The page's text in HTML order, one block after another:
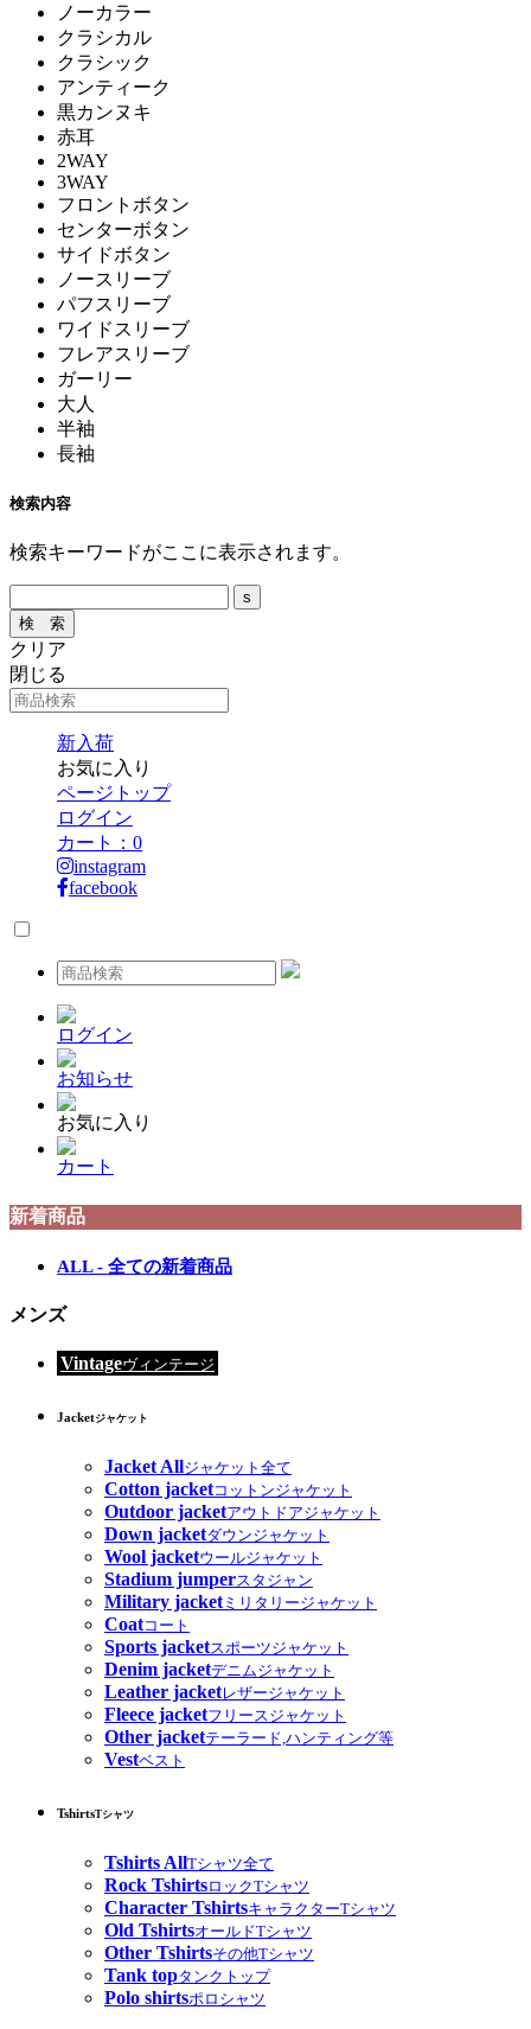
ノーカラー
クラシカル
クラシック
アンティーク
黒カンヌキ
赤耳
2WAY
3WAY
フロントボタン
センターボタン
サイドボタン
ノースリーブ
パフスリーブ
ワイドスリーブ
フレアスリーブ
ガーリー
大人
半袖
長袖
検索内容
検索キーワードがここに表示されます。
クリア
閉じる
新入荷
お気に入り
ページトップ
ログイン
カート： 0
instagram
facebook
ログイン
お知らせ
お気に入り
カート
新着商品
ALL - 全ての新着商品
メンズ
Vintageヴィンテージ
Jacketジャケット
Jacket Allジャケット全て
Cotton jacketコットンジャケット
Outdoor jacketアウトドアジャケット
Down jacketダウンジャケット
Wool jacketウールジャケット
Stadium jumperスタジャン
Military jacketミリタリージャケット
Coatコート
Sports jacketスポーツジャケット
Denim jacketデニムジャケット
Leather jacketレザージャケット
Fleece jacketフリースジャケット
Other jacketテーラード,ハンティング等
Vestベスト
TshirtsTシャツ
Tshirts AllTシャツ全て
Rock TshirtsロックTシャツ
Character TshirtsキャラクターTシャツ
Old TshirtsオールドTシャツ
Other Tshirtsその他Tシャツ
Tank topタンクトップ
Polo shirtsポロシャツ